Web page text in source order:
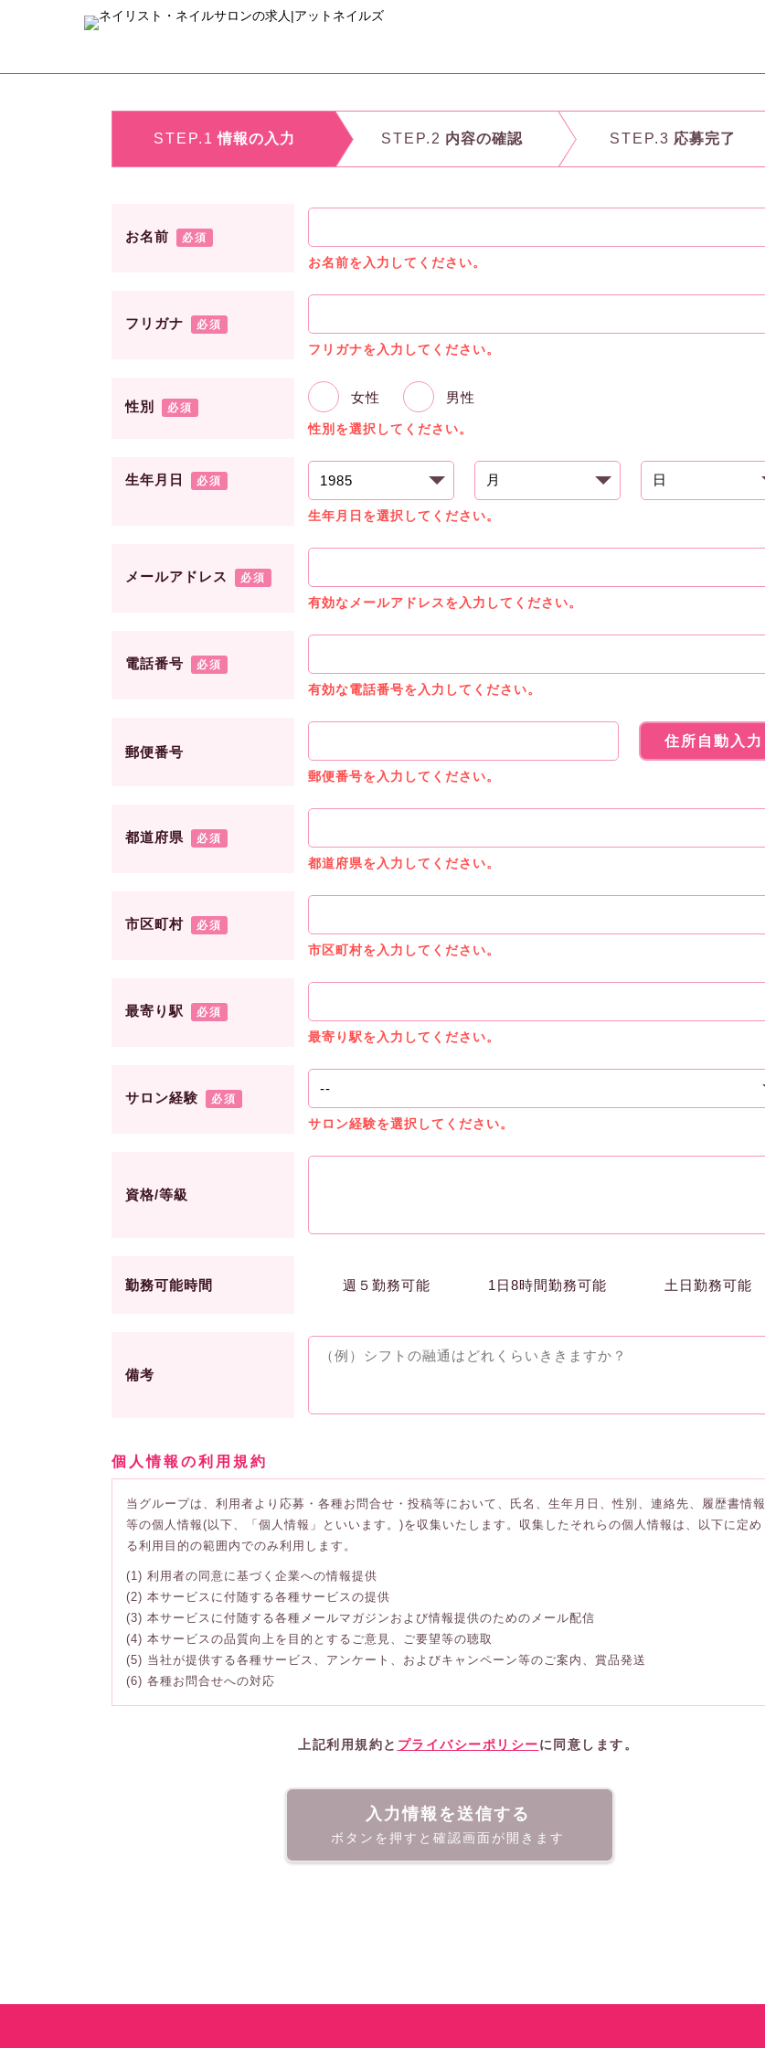
STEP.1 情報の入力 STEP.2 内容の確認 STEP.3 応募完了
お名前 必須
お名前を入力してください。
フリガナ 必須
フリガナを入力してください。
性別 必須
女性 男性
性別を選択してください。
生年月日 必須
生年月日を選択してください。
メールアドレス 必須
有効なメールアドレスを入力してください。
電話番号 必須
有効な電話番号を入力してください。
郵便番号
住所自動入力
郵便番号を入力してください。
都道府県 必須
都道府県を入力してください。
市区町村 必須
市区町村を入力してください。
最寄り駅 必須
最寄り駅を入力してください。
サロン経験 必須
サロン経験を選択してください。
資格/等級
勤務可能時間 週５勤務可能 1日8時間勤務可能 土日勤務可能
備考
個人情報の利用規約
当グループは、利用者より応募・各種お問合せ・投稿等において、氏名、生年月日、性別、連絡先、履歴書情報
等の個人情報(以下、「個人情報」といいます。)を収集いたします。収集したそれらの個人情報は、以下に定め
る利用目的の範囲内でのみ利用します。
(1) 利用者の同意に基づく企業への情報提供
(2) 本サービスに付随する各種サービスの提供
(3) 本サービスに付随する各種メールマガジンおよび情報提供のためのメール配信
(4) 本サービスの品質向上を目的とするご意見、ご要望等の聴取
(5) 当社が提供する各種サービス、アンケート、およびキャンペーン等のご案内、賞品発送
(6) 各種お問合せへの対応
上記利用規約と プライバシーポリシーに同意します。
入力情報を送信する
ボタンを押すと確認画面が開きます